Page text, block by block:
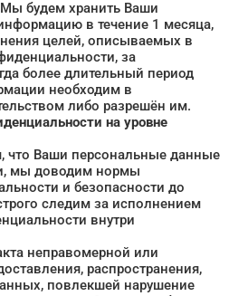
будем хранить Ваши
в течение 1 месяца,
целей, описываемых в
за
более длительный период
необходим в
либо разрешён им.
на уровне
что Ваши персональные данные
мы доводим нормы
и безопасности до
следим за исполнением
внутри
неправомерной или
распространения,
повлекшей нарушение